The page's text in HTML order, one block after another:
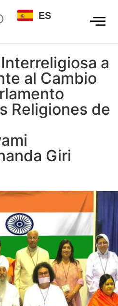
ES
a
al Cambio
Religiones de
Giri